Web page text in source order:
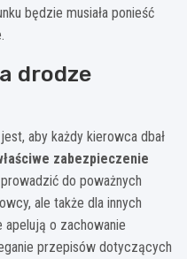
będzie musiała ponieść
drodze
aby każdy kierowca dbał
zabezpieczenie
do poważnych
ale także dla innych
apelują o zachowanie
przepisów dotyczących